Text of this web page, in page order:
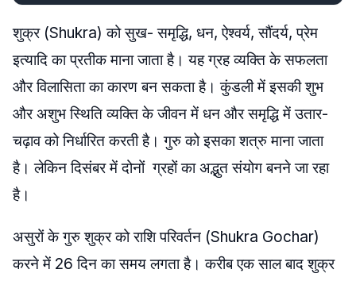
शुक्र (Shukra) को सुख- समृद्धि, धन, ऐश्वर्य, सौंदर्य, प्रेम
इत्यादि का प्रतीक माना जाता है। यह ग्रह व्यक्ति के सफलता
और विलासिता का कारण बन सकता है। कुंडली में इसकी शुभ
और अशुभ स्थिति व्यक्ति के जीवन में धन और समृद्धि में उतार-
चढ़ाव को निर्धारित करती है। गुरु को इसका शत्रु माना जाता
है। लेकिन दिसंबर में दोनों ग्रहों का अद्भुत संयोग बनने जा रहा
है।
असुरों के गुरु शुक्र को राशि परिवर्तन (Shukra Gochar)
करने में 26 दिन का समय लगता है। करीब एक साल बाद शुक्र